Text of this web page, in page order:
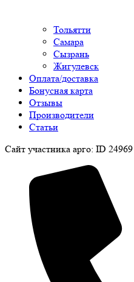
Тольятти
Самара
Сызрань
Жигулевск
Оплата/доставка
Бонусная карта
Отзывы
Производители
Статьи
Сайт участника арго: ID 24969